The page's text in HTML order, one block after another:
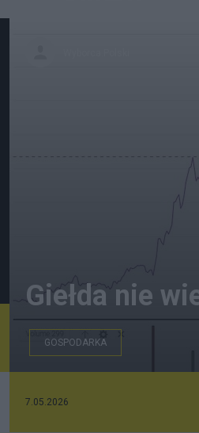
Giełda nie
GOSPODARKA
7.05.2026